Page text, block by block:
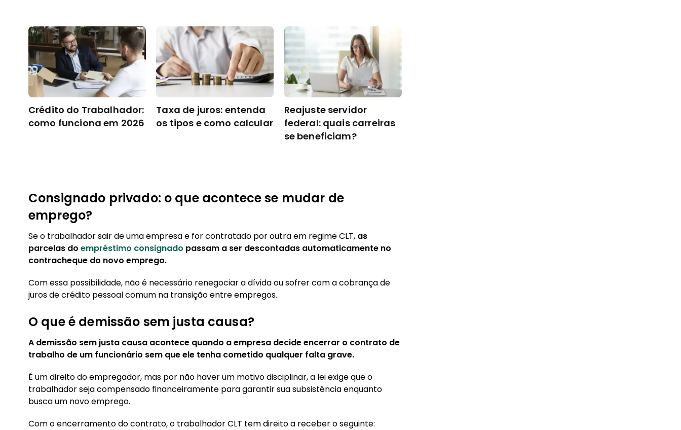
Crédito do Trabalhador:
como funciona em 2026
Taxa de juros: entenda
os tipos e como calcular
Reajuste servidor
federal: quais carreiras
se beneficiam?
Consignado privado: o que acontece se mudar de
emprego?
Se o trabalhador sair de uma empresa e for contratado por outra em regime CLT, as
parcelas do empréstimo consignado passam a ser descontadas automaticamente no
contracheque do novo emprego.
Com essa possibilidade, não é necessário renegociar a dívida ou sofrer com a cobrança de
juros de crédito pessoal comum na transição entre empregos.
O que é demissão sem justa causa?
A demissão sem justa causa acontece quando a empresa decide encerrar o contrato de
trabalho de um funcionário sem que ele tenha cometido qualquer falta grave.
É um direito do empregador, mas por não haver um motivo disciplinar, a lei exige que o
trabalhador seja compensado financeiramente para garantir sua subsistência enquanto
busca um novo emprego.
Com o encerramento do contrato, o trabalhador CLT tem direito a receber o seguinte: